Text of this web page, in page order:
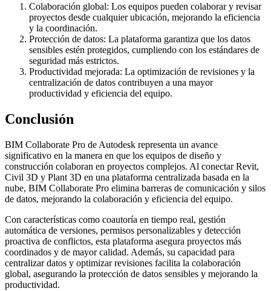
Colaboración global: Los equipos pueden colaborar y revisar
proyectos desde cualquier ubicación, mejorando la eficiencia
y la coordinación.
Protección de datos: La plataforma garantiza que los datos
sensibles estén protegidos, cumpliendo con los estándares de
seguridad más estrictos.
Productividad mejorada: La optimización de revisiones y la
centralización de datos contribuyen a una mayor
productividad y eficiencia del equipo.
Conclusión
BIM Collaborate Pro de Autodesk representa un avance
significativo en la manera en que los equipos de diseño y
construcción colaboran en proyectos complejos. Al conectar Revit,
Civil 3D y Plant 3D en una plataforma centralizada basada en la
nube, BIM Collaborate Pro elimina barreras de comunicación y silos
de datos, mejorando la colaboración y eficiencia del equipo.
Con características como coautoría en tiempo real, gestión
automática de versiones, permisos personalizables y detección
proactiva de conflictos, esta plataforma asegura proyectos más
coordinados y de mayor calidad. Además, su capacidad para
centralizar datos y optimizar revisiones facilita la colaboración
global, asegurando la protección de datos sensibles y mejorando la
productividad.